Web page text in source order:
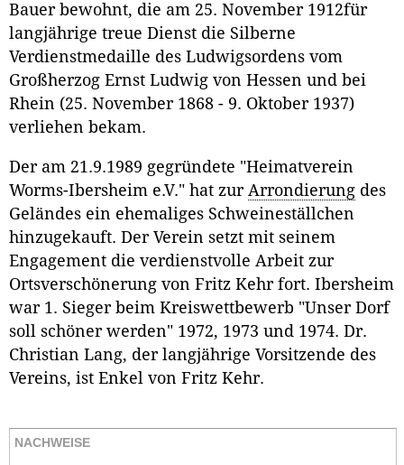
Bauer bewohnt, die am 25. November 1912für
langjährige treue Dienst die Silberne
Verdienstmedaille des Ludwigsordens vom
Großherzog Ernst Ludwig von Hessen und bei
Rhein (25. November 1868 - 9. Oktober 1937)
verliehen bekam.
Der am 21.9.1989 gegründete "Heimatverein
Worms-Ibersheim e.V." hat zur Arrondierung des
Geländes ein ehemaliges Schweineställchen
hinzugekauft. Der Verein setzt mit seinem
Engagement die verdienstvolle Arbeit zur
Ortsverschönerung von Fritz Kehr fort. Ibersheim
war 1. Sieger beim Kreiswettbewerb "Unser Dorf
soll schöner werden" 1972, 1973 und 1974. Dr.
Christian Lang, der langjährige Vorsitzende des
Vereins, ist Enkel von Fritz Kehr.
NACHWEISE